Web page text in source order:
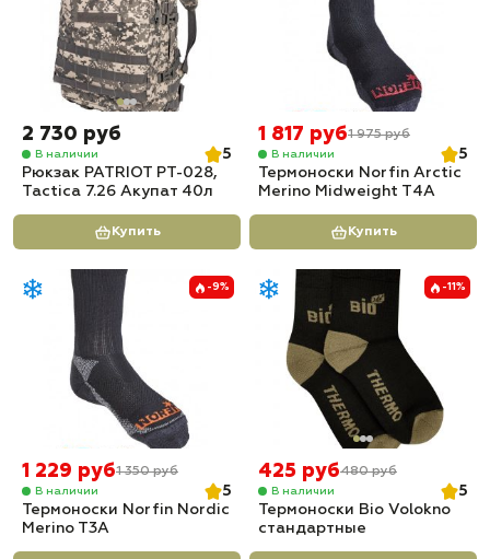
2 730 руб
В наличии
5
Рюкзак PATRIOT РТ-028,
Tactica 7.26 Акупат 40л
Купить
1 817 руб1 975 руб
В наличии
5
Термоноски Norfin Arctic
Merino Midweight T4A
Купить
-9%
1 229 руб1 350 руб
В наличии
5
Термоноски Norfin Nordic
Merino T3A
-11%
425 руб480 руб
В наличии
5
Термоноски Bio Volokno
стандартные